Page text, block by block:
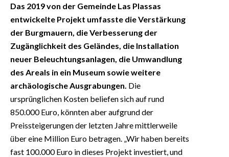
Das 2019 von der Gemeinde Las Plassas
entwickelte Projekt umfasste die Verstärkung
der Burgmauern, die Verbesserung der
Zugänglichkeit des Geländes, die Installation
neuer Beleuchtungsanlagen, die Umwandlung
des Areals in ein Museum sowie weitere
archäologische Ausgrabungen. Die
ursprünglichen Kosten beliefen sich auf rund
850.000 Euro, könnten aber aufgrund der
Preissteigerungen der letzten Jahre mittlerweile
über eine Million Euro betragen. „Wir haben bereits
fast 100.000 Euro in dieses Projekt investiert, und